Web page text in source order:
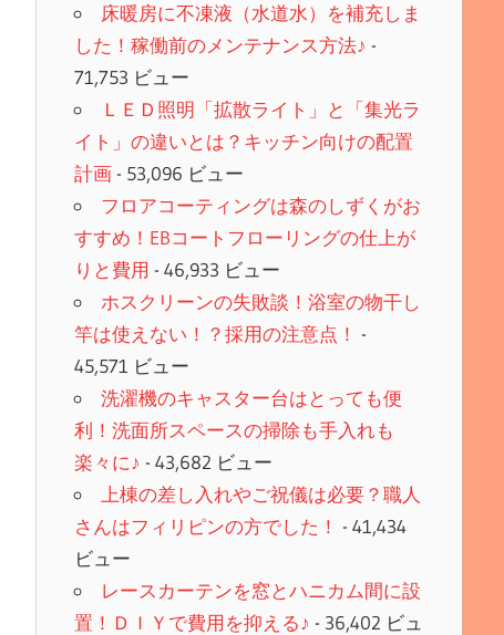
床暖房に不凍液（水道水）を補充しま
した！稼働前のメンテナンス方法♪ -
71,753 ビュー
ＬＥＤ照明「拡散ライト」と「集光ラ
イト」の違いとは？キッチン向けの配置
計画- 53,096 ビュー
フロアコーティングは森のしずくがお
すすめ！EBコートフローリングの仕上が
りと費用 - 46,933 ビュー
ホスクリーンの失敗談！浴室の物干し
竿は使えない！？採用の注意点！ -
45,571 ビュー
洗濯機のキャスター台はとっても便
利！洗面所スペースの掃除も手入れも
楽々に♪ - 43,682 ビュー
上棟の差し入れやご祝儀は必要？職人
さんはフィリピンの方でした！ - 41,434
ビュー
レースカーテンを窓とハニカム間に設
置！ＤＩＹで費用を抑える♪ - 36,402 ビュ